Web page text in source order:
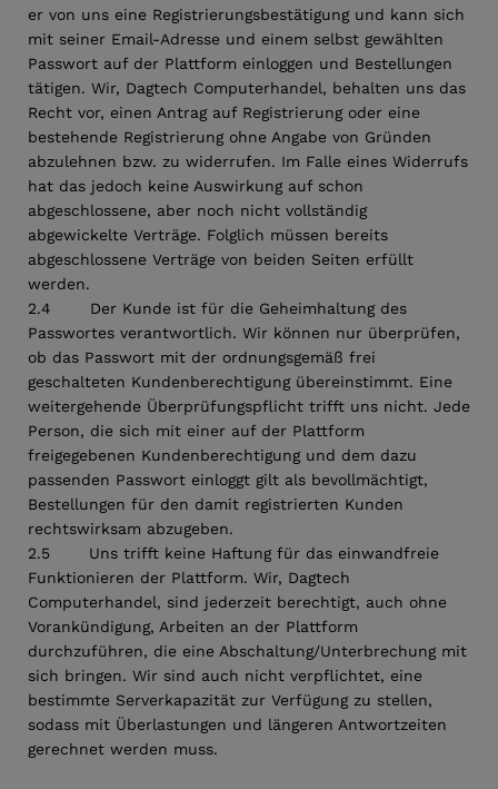
er von uns eine Registrierungsbestätigung und kann sich
mit seiner Email-Adresse und einem selbst gewählten
Passwort auf der Plattform einloggen und Bestellungen
tätigen. Wir, Dagtech Computerhandel, behalten uns das
Recht vor, einen Antrag auf Registrierung oder eine
bestehende Registrierung ohne Angabe von Gründen
abzulehnen bzw. zu widerrufen. Im Falle eines Widerrufs
hat das jedoch keine Auswirkung auf schon
abgeschlossene, aber noch nicht vollständig
abgewickelte Verträge. Folglich müssen bereits
abgeschlossene Verträge von beiden Seiten erfüllt
werden.
2.4 Der Kunde ist für die Geheimhaltung des
Passwortes verantwortlich. Wir können nur überprüfen,
ob das Passwort mit der ordnungsgemäß frei
geschalteten Kundenberechtigung übereinstimmt. Eine
weitergehende Überprüfungspflicht trifft uns nicht. Jede
Person, die sich mit einer auf der Plattform
freigegebenen Kundenberechtigung und dem dazu
passenden Passwort einloggt gilt als bevollmächtigt,
Bestellungen für den damit registrierten Kunden
rechtswirksam abzugeben.
2.5 Uns trifft keine Haftung für das einwandfreie
Funktionieren der Plattform. Wir, Dagtech
Computerhandel, sind jederzeit berechtigt, auch ohne
Vorankündigung, Arbeiten an der Plattform
durchzuführen, die eine Abschaltung/Unterbrechung mit
sich bringen. Wir sind auch nicht verpflichtet, eine
bestimmte Serverkapazität zur Verfügung zu stellen,
sodass mit Überlastungen und längeren Antwortzeiten
gerechnet werden muss.